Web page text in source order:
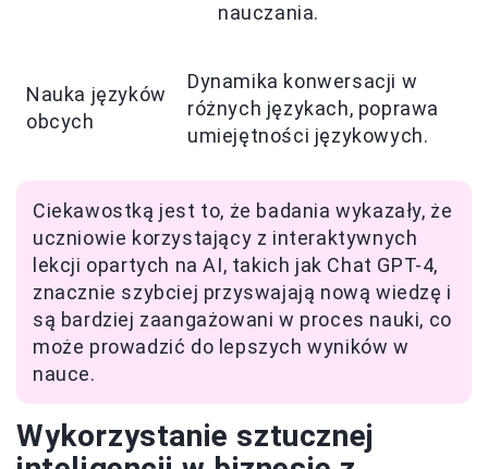
nauczania.
Nauka języków
obcych
Dynamika konwersacji w
różnych językach, poprawa
umiejętności językowych.
Ciekawostką jest to, że badania wykazały, że
uczniowie korzystający z interaktywnych
lekcji opartych na AI, takich jak Chat GPT-4,
znacznie szybciej przyswajają nową wiedzę i
są bardziej zaangażowani w proces nauki, co
może prowadzić do lepszych wyników w
nauce.
Wykorzystanie sztucznej